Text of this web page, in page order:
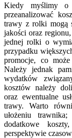
Kiedy myślimy o
przeanalizować
trawy z rolki mogą
jakości oraz
jednej rolki o
przypadku
promocje, co
Należy jednak
wydatków
kosztów należy
oraz ewentualne
trawy. Warto
ułożeniu
dodatkowe
perspektywie